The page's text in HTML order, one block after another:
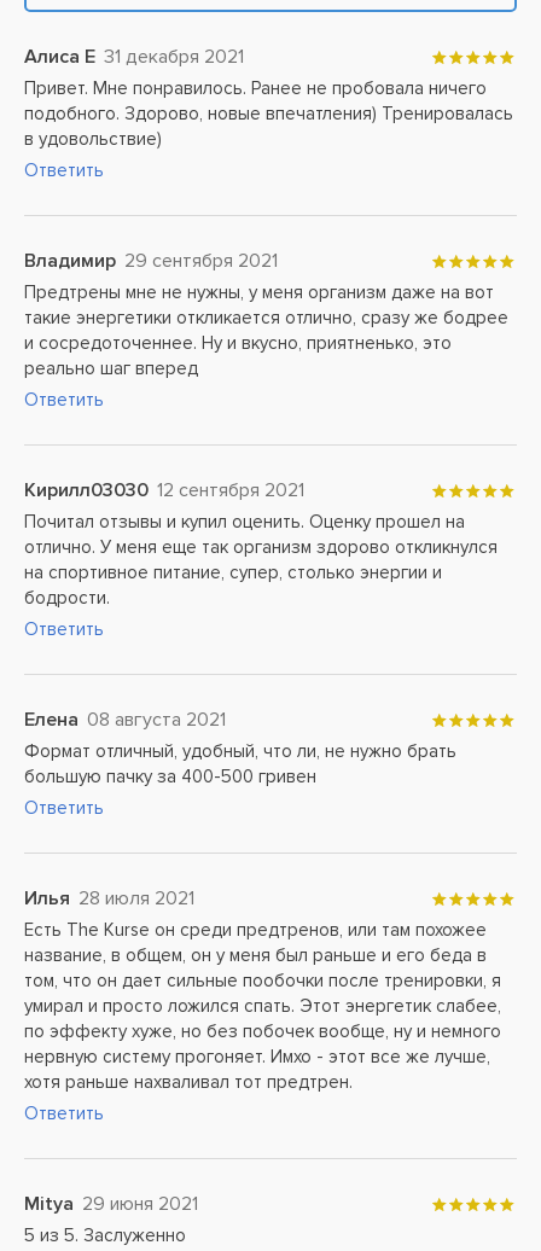
Алиса Е 31 декабря 2021
Привет. Мне понравилось. Ранее не пробовала ничего
подобного. Здорово, новые впечатления) Тренировалась
в удовольствие)
Ответить
Владимир 29 сентября 2021
Предтрены мне не нужны, у меня организм даже на вот
такие энергетики откликается отлично, сразу же бодрее
и сосредоточеннее. Ну и вкусно, приятненько, это
реально шаг вперед
Ответить
Кирилл03030 12 сентября 2021
Почитал отзывы и купил оценить. Оценку прошел на
отлично. У меня еще так организм здорово откликнулся
на спортивное питание, супер, столько энергии и
бодрости.
Ответить
Елена 08 августа 2021
Формат отличный, удобный, что ли, не нужно брать
большую пачку за 400-500 гривен
Ответить
Илья 28 июля 2021
Есть The Kurse он среди предтренов, или там похожее
название, в общем, он у меня был раньше и его беда в
том, что он дает сильные пообочки после тренировки, я
умирал и просто ложился спать. Этот энергетик слабее,
по эффекту хуже, но без побочек вообще, ну и немного
нервную систему прогоняет. Имхо - этот все же лучше,
хотя раньше нахваливал тот предтрен.
Ответить
Mitya 29 июня 2021
5 из 5. Заслуженно